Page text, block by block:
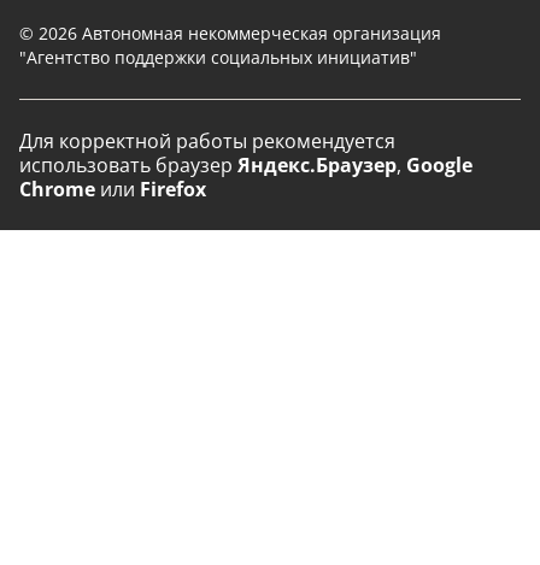
© 2026 Автономная некоммерческая организация
"Агентство поддержки социальных инициатив"
Для корректной работы рекомендуется
использовать браузер Яндекс.Браузер, Google
Chrome или Firefox